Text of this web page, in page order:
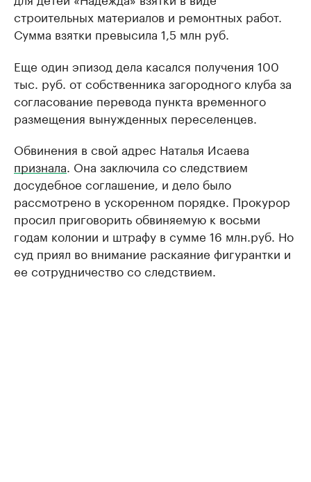
строительных материалов и ремонтных работ.
Сумма взятки превысила 1,5 млн руб.
Еще один эпизод дела касался получения 100
тыс. руб. от собственника загородного клуба за
согласование перевода пункта временного
размещения вынужденных переселенцев.
Обвинения в свой адрес Наталья Исаева
признала. Она заключила со следствием
досудебное соглашение, и дело было
рассмотрено в ускоренном порядке. Прокурор
просил приговорить обвиняемую к восьми
годам колонии и штрафу в сумме 16 млн.руб. Но
суд приял во внимание раскаяние фигурантки и
ее сотрудничество со следствием.